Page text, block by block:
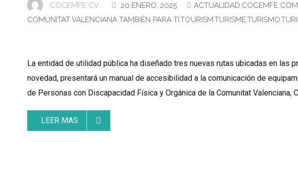
COCEMFE CV . 20 ENERO, 2025 ACTUALIDAD,COCEMFE
COMUNITAT VALENCIANA TAMBIÉN PARA TI,TOURISM,TURISME,TURISMO,
La entidad de utilidad pública ha diseñado tres nuevas rutas ubicadas en las
novedad, presentará un manual de accesibilidad a la comunicación de
de Personas con Discapacidad Física y Orgánica de la Comunitat Valenciana,
LEER MAS